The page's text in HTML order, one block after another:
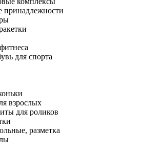
принадлежности
для спорта
взрослых
для роликов
разметка